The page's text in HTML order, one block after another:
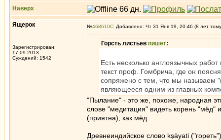
Наверх
Ящерок
Зарегистрирован:
17.09.2013
Суждений: 1542
№468610 Добавлено: Чт 31 Янв 19, 20:46 (8 лет
Горсть листьев пишет:
Есть несколько англоязычных
текст проф. Гомбрича, где он
сопряжено с тем, что мы называем
являющееся одним из главных
"Пылание" - это же, похоже, народная
слове "медитация" видеть корень "мёд"
(приятна), как мёд.
Древнеиндийское слово kṣāyati